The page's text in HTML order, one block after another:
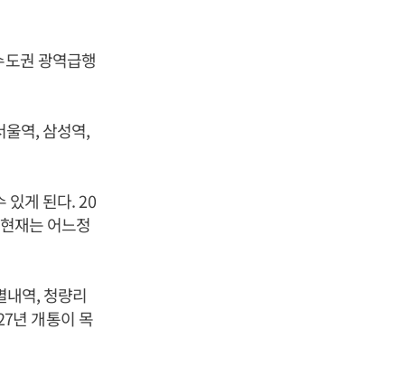
권 광역급행
역, 삼성역,
있게 된다. 20
재는 어느정
내역, 청량리
년 개통이 목